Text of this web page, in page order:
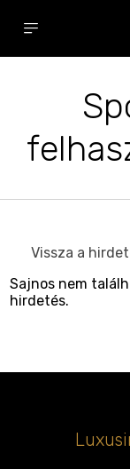
Vissza a
Sajnos nem
hirdetés.